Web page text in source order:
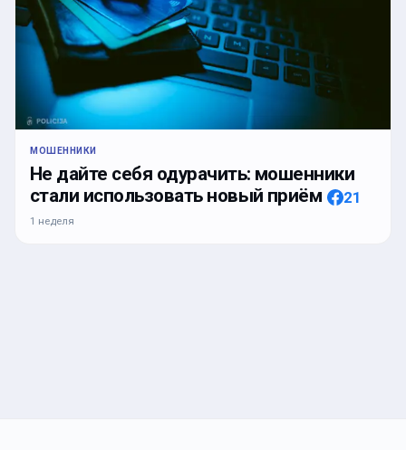
МОШЕННИКИ
Не дайте себя одурачить: мошенники
стали использовать новый приём
21
1 неделя